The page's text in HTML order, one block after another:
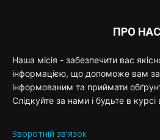
ПРО НАС
Наша місія - забезпечити вас
інформацією, що допоможе вам
інформованим та приймати
Слідкуйте за нами і будьте в курсі
Зворотній зв'язок